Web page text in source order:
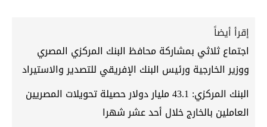
إقرأ أيضاً
اجتماع ثلاثي بمشاركة محافظ البنك المركزي المصري
ووزير الخارجية ورئيس البنك الإفريقي للتصدير والاستيراد
البنك المركزي: 43.1 مليار دولار حصيلة تحويلات المصريين
العاملين بالخارج خلال أحد عشر شهرا